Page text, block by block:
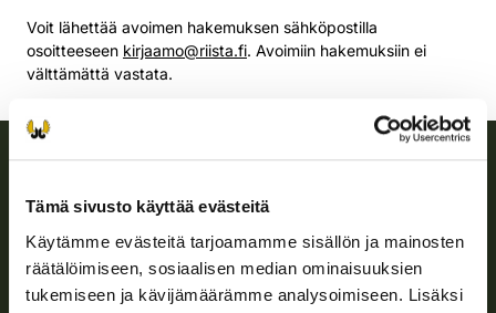
Tämä sivusto käyttää evästeitä
Käytämme evästeitä tarjoamamme sisällön ja mainosten
räätälöimiseen, sosiaalisen median ominaisuuksien
tukemiseen ja kävijämäärämme analysoimiseen. Lisäksi
Voit lähettää avoimen hakemuksen sähköpostilla
osoitteeseen kirjaamo@riista.fi. Avoimiin hakemuksiin ei
välttämättä vastata.
Suomen riistakeskus
Suomen riistakeskus edistää kestävää riistataloutta, tukee
riistanhoitoyhdistysten toimintaa ja huolehtii riistapolitiikan
toimeenpanosta sekä vastaa sille säädetyistä julkisista